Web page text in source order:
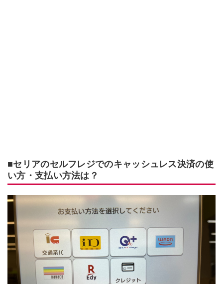
■セリアのセルフレジでのキャッシュレス決済の使
い方・支払い方法は？